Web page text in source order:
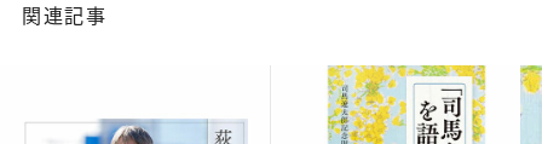
関連記事